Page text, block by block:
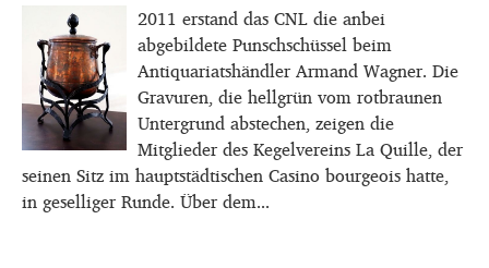
2011 erstand das CNL die anbei
abgebildete Punschschüssel beim
Antiquariatshändler Armand Wagner. Die
Gravuren, die hellgrün vom rotbraunen
Untergrund abstechen, zeigen die
Mitglieder des Kegelvereins La Quille, der
seinen Sitz im hauptstädtischen Casino bourgeois hatte,
in geselliger Runde. Über dem...